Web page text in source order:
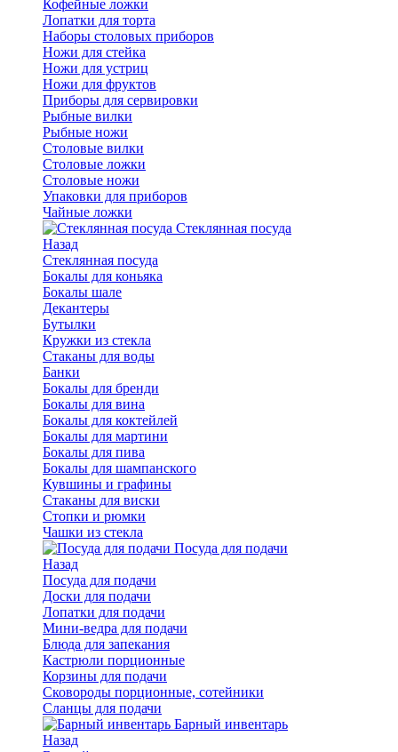
Кофейные ложки
Лопатки для торта
Наборы столовых приборов
Ножи для стейка
Ножи для устриц
Ножи для фруктов
Приборы для сервировки
Рыбные вилки
Рыбные ножи
Столовые вилки
Столовые ложки
Столовые ножи
Упаковки для приборов
Чайные ложки
Стеклянная посуда
Назад
Стеклянная посуда
Бокалы для коньяка
Бокалы шале
Декантеры
Бутылки
Кружки из стекла
Стаканы для воды
Банки
Бокалы для бренди
Бокалы для вина
Бокалы для коктейлей
Бокалы для мартини
Бокалы для пива
Бокалы для шампанского
Кувшины и графины
Стаканы для виски
Стопки и рюмки
Чашки из стекла
Посуда для подачи
Назад
Посуда для подачи
Доски для подачи
Лопатки для подачи
Мини-ведра для подачи
Блюда для запекания
Кастрюли порционные
Корзины для подачи
Сковороды порционные, сотейники
Сланцы для подачи
Барный инвентарь
Назад